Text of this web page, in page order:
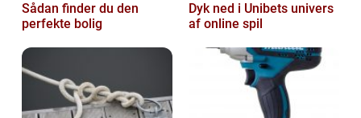
Sådan finder du den
perfekte bolig
Dyk ned i Unibets univers
af online spil